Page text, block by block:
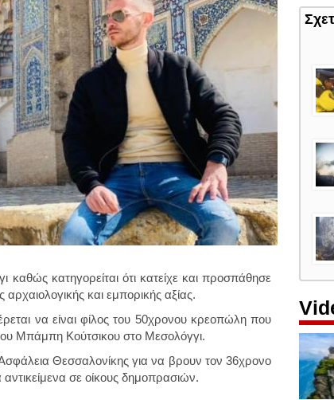
κατηγορείται ότι κατείχε και προσπάθησε
αρχαιολογικής και εμπορικής αξίας.
να είναι φίλος του 50χρονου κρεοπώλη που
Μπάμπη Κούτσικου στο Μεσολόγγι.
Θεσσαλονίκης για να βρουν τον 36χρονο
σε οίκους δημοπρασιών.